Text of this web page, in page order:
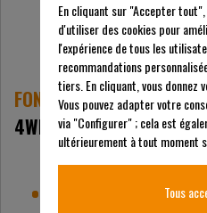
FONCTION DU BROYEUR
4WD
28 paires de fléaux
En cliquant sur "Accepter
d'utiliser des cookies pour
l'expérience de tous les
recommandations
tiers. En cliquant, vous donnez
Vous pouvez adapter votre
via "Configurer" ; cela est
ultérieurement à tout moment
Tous